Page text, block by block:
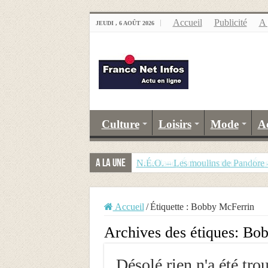
JEUDI , 6 AOÛT 2026 Accueil Publicité A
Culture Loisirs Mode
A la Une Groenland, Échos Arctiques –
N.É.O. – Les moulins de
Accueil / Étiquette : Bobby McFerrin
Archives des étiques: